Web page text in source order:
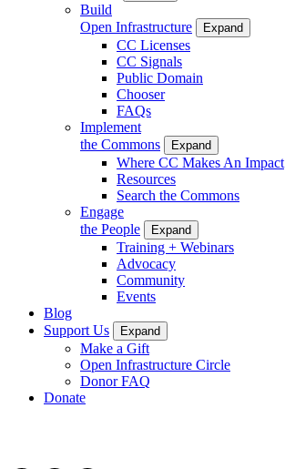
Build
Open Infrastructure
Expand
CC Licenses
CC Signals
Public Domain
Chooser
FAQs
Implement
the Commons
Expand
Where CC Makes An Impact
Resources
Search the Commons
Engage
the People
Expand
Training + Webinars
Advocacy
Community
Events
Blog
Support Us
Expand
Make a Gift
Open Infrastructure Circle
Donor FAQ
Donate